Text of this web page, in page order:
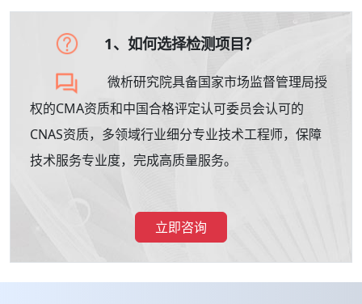
1、如何选择检测项目？
微析研究院具备国家市场监督管理局授
权的CMA资质和中国合格评定认可委员会认可的
CNAS资质，多领域行业细分专业技术工程师，保障
技术服务专业度，完成高质量服务。
立即咨询